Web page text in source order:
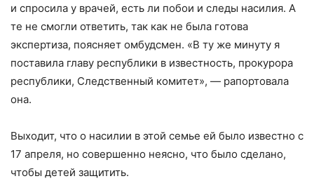
и спросила у врачей, есть ли побои и следы насилия. А
те не смогли ответить, так как не была готова
экспертиза, поясняет омбудсмен. «В ту же минуту я
поставила главу республики в известность, прокурора
республики, Следственный комитет», — рапортовала
она.
Выходит, что о насилии в этой семье ей было известно с
17 апреля, но совершенно неясно, что было сделано,
чтобы детей защитить.